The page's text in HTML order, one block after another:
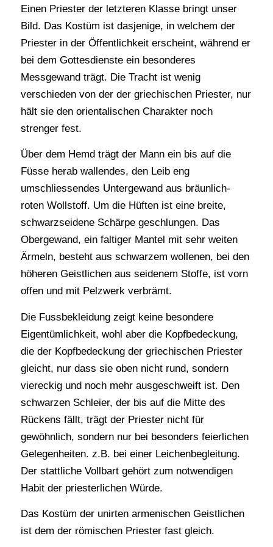
Einen Priester der letzteren Klasse bringt unser
Bild. Das Kostüm ist dasjenige, in welchem der
Priester in der Öffentlichkeit erscheint, während er
bei dem Gottesdienste ein besonderes
Messgewand trägt. Die Tracht ist wenig
verschieden von der der griechischen Priester, nur
hält sie den orientalischen Charakter noch
strenger fest.
Über dem Hemd trägt der Mann ein bis auf die
Füsse herab wallendes, den Leib eng
umschliessendes Untergewand aus bräunlich-
roten Wollstoff. Um die Hüften ist eine breite,
schwarzseidene Schärpe geschlungen. Das
Obergewand, ein faltiger Mantel mit sehr weiten
Ärmeln, besteht aus schwarzem wollenen, bei den
höheren Geistlichen aus seidenem Stoffe, ist vorn
offen und mit Pelzwerk verbrämt.
Die Fussbekleidung zeigt keine besondere
Eigentümlichkeit, wohl aber die Kopfbedeckung,
die der Kopfbedeckung der griechischen Priester
gleicht, nur dass sie oben nicht rund, sondern
viereckig und noch mehr ausgeschweift ist. Den
schwarzen Schleier, der bis auf die Mitte des
Rückens fällt, trägt der Priester nicht für
gewöhnlich, sondern nur bei besonders feierlichen
Gelegenheiten. z.B. bei einer Leichenbegleitung.
Der stattliche Vollbart gehört zum notwendigen
Habit der priesterlichen Würde.
Das Kostüm der unirten armenischen Geistlichen
ist dem der römischen Priester fast gleich.